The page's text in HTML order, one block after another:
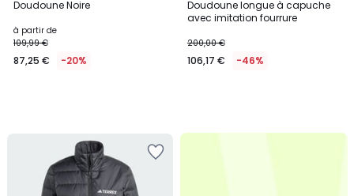
Doudoune Noire
à partir de
109,99 €
87,25 € -20%
Doudoune longue à capuche
avec imitation fourrure
200,00 €
106,17 € -46%